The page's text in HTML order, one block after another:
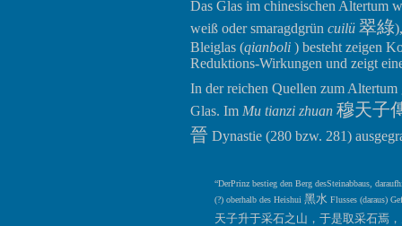
Das Glas im chinesischen Altertum
weiß oder smaragdgrün cuilü 翠綠
Bleiglas (qianboli ) besteht zeigen
Reduktions-Wirkungen und zeigt
In der reichen Quellen zum
Glas. Im Mu tianzi zhuan 穆天子
晉 Dynastie (280 bzw. 281)
“DerPrinz bestieg den Berg desSteinabbaus,
(?) oberhalb des Heishui 黑水 Flusses (daraus)
天子升于采石之山，于是取采石焉